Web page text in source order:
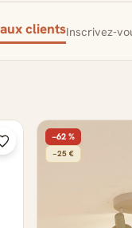
clients
−62 %
−25 €